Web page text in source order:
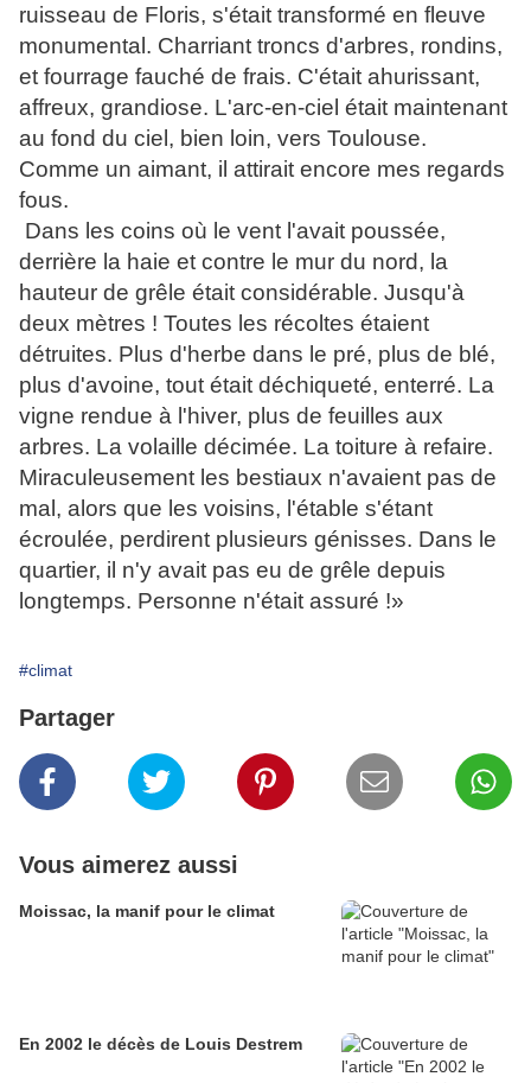
ruisseau de Floris, s'était transformé en fleuve
monumental. Charriant troncs d'arbres, rondins,
et fourrage fauché de frais. C'était ahurissant,
affreux, grandiose. L'arc-en-ciel était maintenant
au fond du ciel, bien loin, vers Toulouse.
Comme un aimant, il attirait encore mes regards
fous.
Dans les coins où le vent l'avait poussée,
derrière la haie et contre le mur du nord, la
hauteur de grêle était considérable. Jusqu'à
deux mètres ! Toutes les récoltes étaient
détruites. Plus d'herbe dans le pré, plus de blé,
plus d'avoine, tout était déchiqueté, enterré. La
vigne rendue à l'hiver, plus de feuilles aux
arbres. La volaille décimée. La toiture à refaire.
Miraculeusement les bestiaux n'avaient pas de
mal, alors que les voisins, l'étable s'étant
écroulée, perdirent plusieurs génisses. Dans le
quartier, il n'y avait pas eu de grêle depuis
longtemps. Personne n'était assuré !»
#climat
Partager
Vous aimerez aussi
Moissac, la manif pour le climat
En 2002 le décès de Louis Destrem